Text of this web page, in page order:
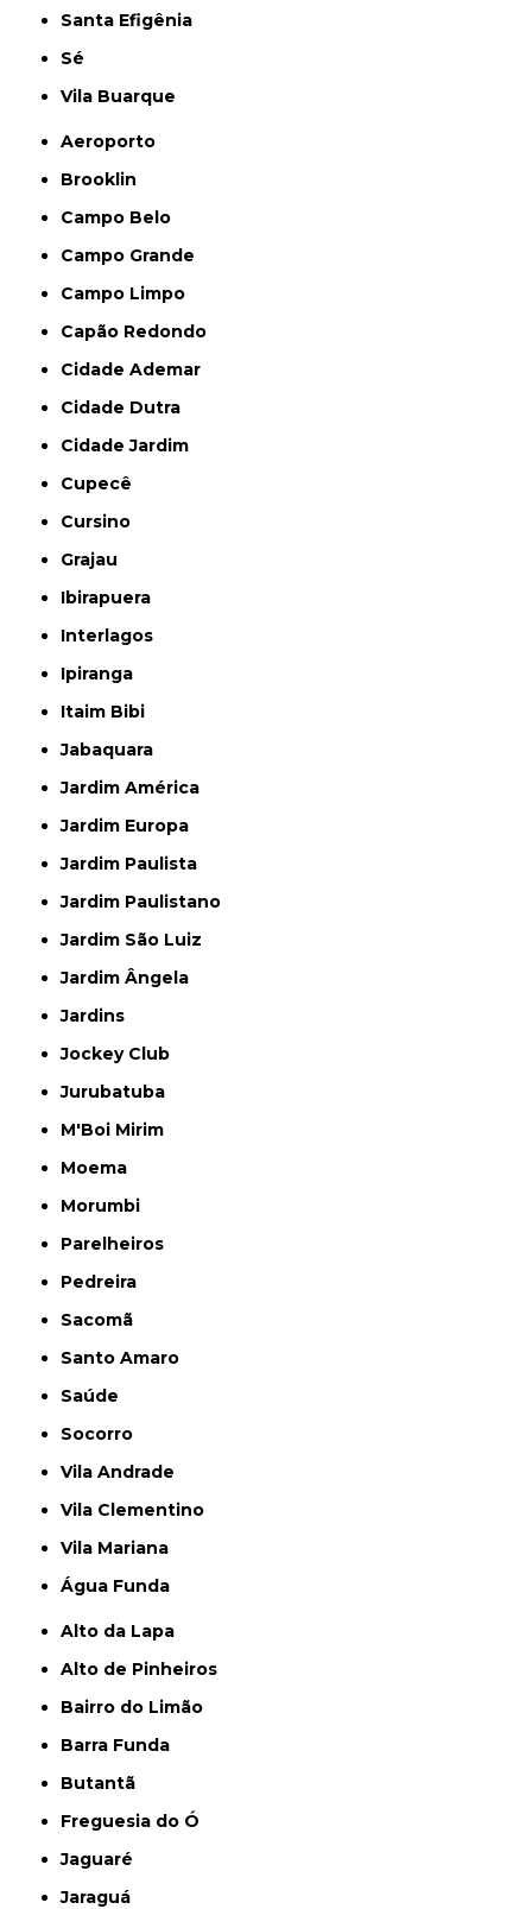
Santa Efigênia
Sé
Vila Buarque
Aeroporto
Brooklin
Campo Belo
Campo Grande
Campo Limpo
Capão Redondo
Cidade Ademar
Cidade Dutra
Cidade Jardim
Cupecê
Cursino
Grajau
Ibirapuera
Interlagos
Ipiranga
Itaim Bibi
Jabaquara
Jardim América
Jardim Europa
Jardim Paulista
Jardim Paulistano
Jardim São Luiz
Jardim Ângela
Jardins
Jockey Club
Jurubatuba
M'Boi Mirim
Moema
Morumbi
Parelheiros
Pedreira
Sacomã
Santo Amaro
Saúde
Socorro
Vila Andrade
Vila Clementino
Vila Mariana
Água Funda
Alto da Lapa
Alto de Pinheiros
Bairro do Limão
Barra Funda
Butantã
Freguesia do Ó
Jaguaré
Jaraguá